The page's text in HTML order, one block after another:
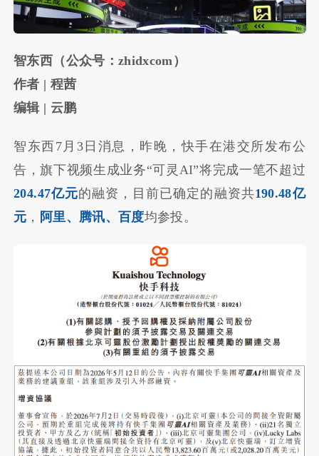
智东西（公众号：zhidxcom）
作者 | 程茜
编辑 | 云鹏
智东西7月3日消息，昨晚，快手在港交所发布公
告，旗下视频生成业务“可灵AI”将完成一笔不超过
204.47亿元的融资，目前已确定的融资共190.48亿
元 ， 阿里、腾讯、百度均参投。